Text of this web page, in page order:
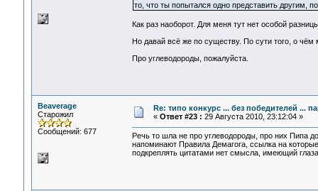
то, что ты попытался одно представить другим,
Как раз наоборот. Для меня тут нет особой
Но давай всё же по существу. По сути того, о
Про углеводороды, пожалуйста.
Beaverage
Старожил
Сообщений: 677
Re: типо конкурс ... без победителей ...
« Ответ #23 : 29 Августа 2010, 23:12:04 »
Речь то шла не про углеводороды, про них Пипа
напоминают Правила Демагога, ссылка на
подкреплять цитатами нет смысла, имеющий